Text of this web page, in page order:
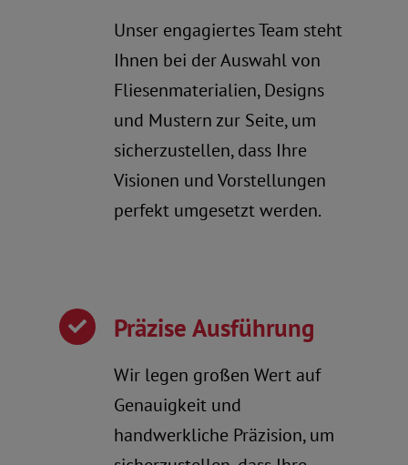
Unser engagiertes Team steht
Ihnen bei der Auswahl von
Fliesenmaterialien, Designs
und Mustern zur Seite, um
sicherzustellen, dass Ihre
Visionen und Vorstellungen
perfekt umgesetzt werden.
Präzise Ausführung
Wir legen großen Wert auf
Genauigkeit und
handwerkliche Präzision, um